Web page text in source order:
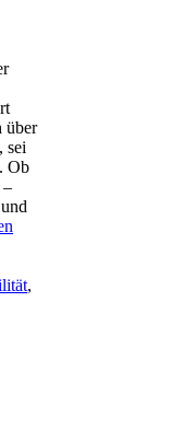
über
sei
Ob
–
,